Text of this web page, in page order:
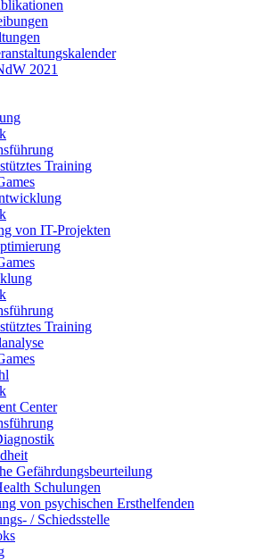
2021
Training
von IT-Projekten
Training
Center
Gefährdungs­beurteilung
Schulungen
von psychischen Ersthelfenden
/ Schiedsstelle